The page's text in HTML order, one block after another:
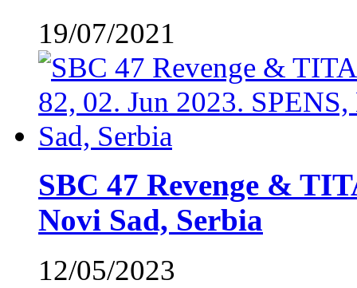
19/07/2021
SBC 47 Revenge &
Novi Sad, Serbia
12/05/2023